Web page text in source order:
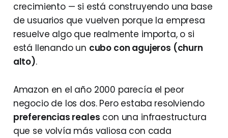
crecimiento — si está construyendo una base
de usuarios que vuelven porque la empresa
resuelve algo que realmente importa, o si
está llenando un cubo con agujeros (churn
alto).
Amazon en el año 2000 parecía el peor
negocio de los dos. Pero estaba resolviendo
preferencias reales con una infraestructura
que se volvía más valiosa con cada